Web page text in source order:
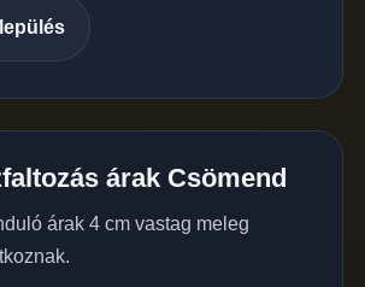
árak Csömend
árak 4 cm vastag meleg